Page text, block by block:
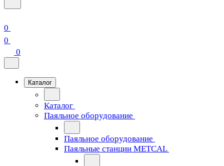
0
0
0
Каталог
Каталог
Паяльное оборудование
Паяльное оборудование
Паяльные станции METCAL